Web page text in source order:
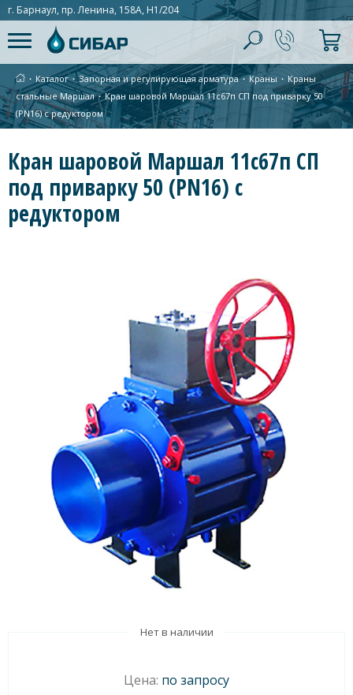
г. Барнаул, пр. Ленина, 158А, Н1/204
∙ Каталог ∙Запорная и регулирующая арматура ∙Краны ∙ Краны
стальные Маршал ∙Кран шаровой Маршал 11с67п СП под приварку 50
(PN16) с редуктором
Кран шаровой Маршал 11с67п СП
под приварку 50 (PN16) с
редуктором
Нет в наличии
Цена: по запросу